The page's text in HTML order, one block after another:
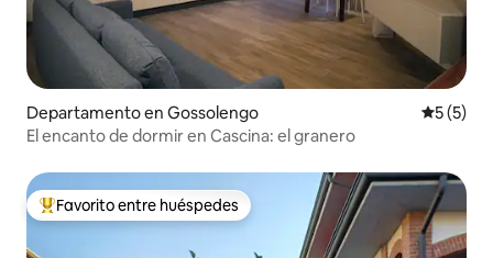
Departamento en Gossolengo
5 (5)
El encanto de dormir en Cascina: el granero
De los mejores en Favorito entre huéspedes
Favorito entre huéspedes